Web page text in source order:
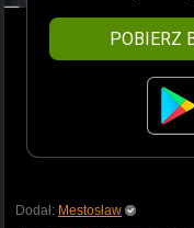
POBIERZ
Dodał: Mestosław